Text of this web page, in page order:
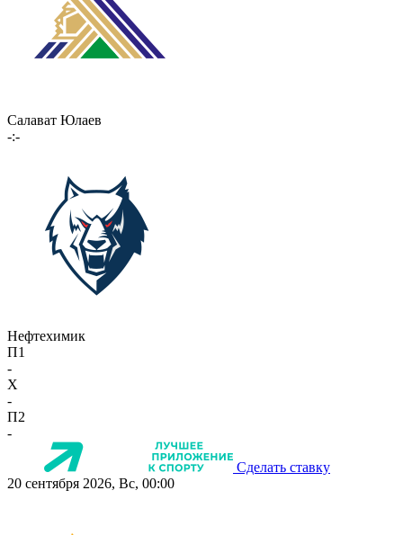
Салават Юлаев
-:-
Нефтехимик
П1
-
X
-
П2
-
Сделать ставку
20 сентября 2026, Вс, 00:00